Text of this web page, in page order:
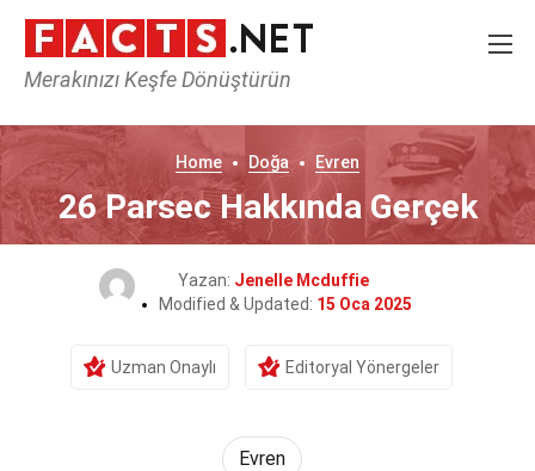
Merakınızı Keşfe Dönüştürün
Home Doğa Evren
26 Parsec Hakkında Gerçek
Yazan: Jenelle Mcduffie
Modified & Updated: 15 Oca 2025
Uzman Onaylı Editoryal Yönergeler
Evren